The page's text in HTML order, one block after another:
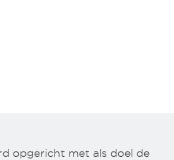
opgericht met als doel de